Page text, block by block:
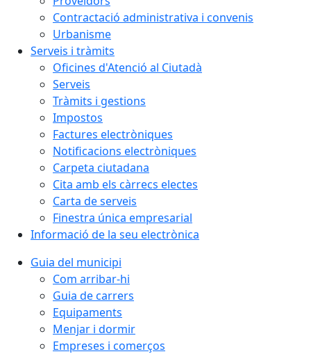
Contractació administrativa i convenis
Urbanisme
Serveis i tràmits
Oficines d'Atenció al Ciutadà
Serveis
Tràmits i gestions
Impostos
Factures electròniques
Notificacions electròniques
Carpeta ciutadana
Cita amb els càrrecs electes
Carta de serveis
Finestra única empresarial
Informació de la seu electrònica
Guia del municipi
Com arribar-hi
Guia de carrers
Equipaments
Menjar i dormir
Empreses i comerços